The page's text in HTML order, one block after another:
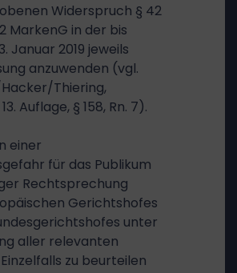
Widerspruch § 42
MarkenG in der bis
Januar 2019 jeweils
anzuwenden (vgl.
Thiering,
Auflage, § 158, Rn. 7).
einer
für das Publikum
Rechtsprechung
Gerichtshofes
unter
aller relevanten
zu beurteilen